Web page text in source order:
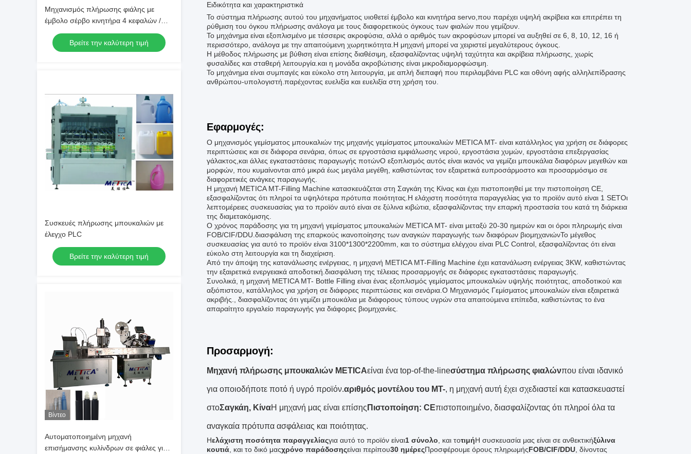
Μηχανισμός πλήρωσης φιάλης με
έμβολο σέρβο κινητήρα 4 κεφαλών /
Σύστημα πλήρωσης φιάλης
Βρείτε την καλύτερη τιμή
Συσκευές πλήρωσης μπουκαλιών με
έλεγχο PLC
Βρείτε την καλύτερη τιμή
Βίντεο
Αυτοματοποιημένη μηχανή
επισήμανσης κυλίνδρων σε φιάλες για
Ειδικότητα και χαρακτηριστικά
Το σύστημα πλήρωσης αυτού του μηχανήματος υιοθετεί έμβολο και κινητήρα servo,που παρέχει υψηλή ακρίβεια και επιτρέπει τη
ρύθμιση του όγκου πλήρωσης ανάλογα με τους διαφορετικούς όγκους των φιαλών που γεμίζουν.
Το μηχάνημα είναι εξοπλισμένο με τέσσερις ακροφύσια, αλλά ο αριθμός των ακροφύσων μπορεί να αυξηθεί σε 6, 8, 10, 12, 16 ή
περισσότερο, ανάλογα με την απαιτούμενη χωρητικότητα.Η μηχανή μπορεί να χειριστεί μεγαλύτερους όγκους.
Η μέθοδος πλήρωσης με βύθιση είναι επίσης διαθέσιμη, εξασφαλίζοντας υψηλή ταχύτητα και ακρίβεια πλήρωσης, χωρίς
φυσαλίδες και σταθερή λειτουργία.και η μονάδα ακροβώτισης είναι μικροδιαμορφώσιμη.
Το μηχάνημα είναι συμπαγές και εύκολο στη λειτουργία, με απλή διεπαφή που περιλαμβάνει PLC και οθόνη αφής αλληλεπίδρασης
ανθρώπου-υπολογιστή.παρέχοντας ευελιξία και ευελιξία στη χρήση του.
Εφαρμογές:
Ο μηχανισμός γεμίσματος μπουκαλιών της μηχανής γεμίσματος μπουκαλιών METICA MT- είναι κατάλληλος για χρήση σε διάφορες
περιπτώσεις και σε διάφορα σενάρια, όπως σε εργοστάσια εμφιάλωσης νερού, εργοστάσια χυμών, εργοστάσια επεξεργασίας
γάλακτος,και άλλες εγκαταστάσεις παραγωγής ποτώνΟ εξοπλισμός αυτός είναι ικανός να γεμίζει μπουκάλια διαφόρων μεγεθών και
μορφών, που κυμαίνονται από μικρά έως μεγάλα μεγέθη, καθιστώντας τον εξαιρετικά ευπροσάρμοστο και προσαρμόσιμο σε
διαφορετικές ανάγκες παραγωγής.
Η μηχανή METICA MT-Filling Machine κατασκευάζεται στη Σαγκάη της Κίνας και έχει πιστοποιηθεί με την πιστοποίηση CE,
εξασφαλίζοντας ότι πληροί τα υψηλότερα πρότυπα ποιότητας.Η ελάχιστη ποσότητα παραγγελίας για το προϊόν αυτό είναι 1 SETΟι
λεπτομέρειες συσκευασίας για το προϊόν αυτό είναι σε ξύλινα κιβώτια, εξασφαλίζοντας την επαρκή προστασία του κατά τη διάρκεια
της διαμετακόμισης.
Ο χρόνος παράδοσης για τη μηχανή γεμίσματος μπουκαλιών METICA MT- είναι μεταξύ 20-30 ημερών και οι όροι πληρωμής είναι
FOB/CIF/DDU.διασφάλιση της επαρκούς ικανοποίησης των αναγκών παραγωγής των διαφόρων βιομηχανιώνΤο μέγεθος
συσκευασίας για αυτό το προϊόν είναι 3100*1300*2200mm, και το σύστημα ελέγχου είναι PLC Control, εξασφαλίζοντας ότι είναι
εύκολο στη λειτουργία και τη διαχείριση.
Από την άποψη της κατανάλωσης ενέργειας, η μηχανή METICA MT-Filling Machine έχει κατανάλωση ενέργειας 3KW, καθιστώντας
την εξαιρετικά ενεργειακά αποδοτική.διασφάλιση της τέλειας προσαρμογής σε διάφορες εγκαταστάσεις παραγωγής.
Συνολικά, η μηχανή METICA MT- Bottle Filling είναι ένας εξοπλισμός γεμίσματος μπουκαλιών υψηλής ποιότητας, αποδοτικού και
αξιόπιστου, κατάλληλος για χρήση σε διάφορες περιπτώσεις και σενάρια.Ο Μηχανισμός Γεμίσματος μπουκαλιών είναι εξαιρετικά
ακριβής., διασφαλίζοντας ότι γεμίζει μπουκάλια με διάφορους τύπους υγρών στα απαιτούμενα επίπεδα, καθιστώντας το ένα
απαραίτητο εργαλείο παραγωγής για διάφορες βιομηχανίες.
Προσαρμογή:
Μηχανή πλήρωσης μπουκαλιών METICAείναι ένα top-of-the-lineσύστημα πλήρωσης φιαλώνπου είναι ιδανικό
για οποιοδήποτε ποτό ή υγρό προϊόν.αριθμός μοντέλου του MT-, η μηχανή αυτή έχει σχεδιαστεί και κατασκευαστεί
στοΣαγκάη, ΚίναΗ μηχανή μας είναι επίσης Πιστοποίηση: CEπιστοποιημένο, διασφαλίζοντας ότι πληροί όλα τα
αναγκαία πρότυπα ασφάλειας και ποιότητας.
Ηελάχιστη ποσότητα παραγγελίαςγια αυτό το προϊόν είναι1 σύνολο , και τοτιμήΗ συσκευασία μας είναι σε ανθεκτικήξύλινα
κουτιά , και το δικό μαςχρόνο παράδοσηςείναι περίπου30 ημέρεςΠροσφέρουμε όρους πληρωμήςFOB/CIF/DDU , δίνοντας